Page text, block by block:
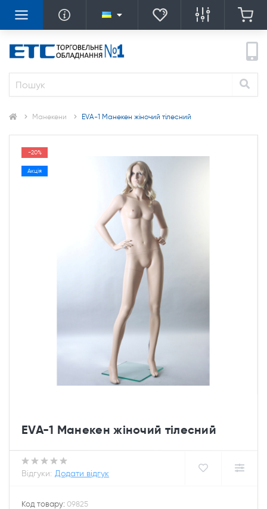
Манекени EVA-1 Манекен жіночий тілесний
-20%
Акція
EVA-1 Манекен жіночий тілесний
Відгуки: Додати відгук
Код товару: 09825